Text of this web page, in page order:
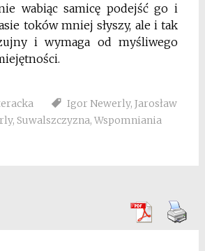
wabiąc samicę podejść go i
toków mniej słyszy, ale i tak
i wymaga od myśliwego
Igor Newerly, Jarosław
, Suwalszczyzna, Wspomniania